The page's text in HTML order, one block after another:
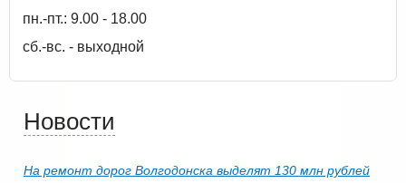
пн.-пт.: 9.00 - 18.00
сб.-вс. - выходной
Новости
На ремонт дорог Волгодонска выделят 130 млн рублей